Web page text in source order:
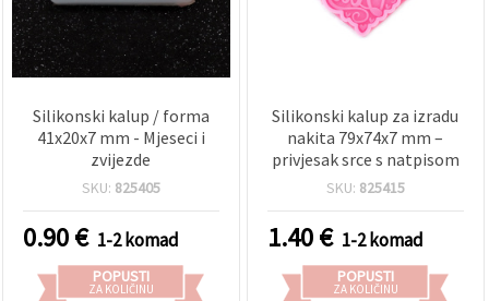
Silikonski kalup / forma
41x20x7 mm - Mjeseci i
zvijezde
SKU: 825405
0.90€ 1-2 komad
POPUSTI
ZA KOLIČINU
Silikonski kalup za izradu
nakita 79x74x7 mm –
privjesak srce s natpisom
SKU: 825415
1.40€ 1-2 komad
POPUSTI
ZA KOLIČINU